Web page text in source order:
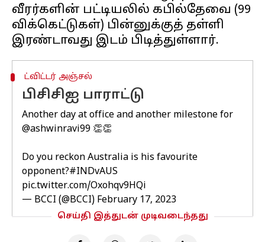
வீரர்களின் பட்டியலில் கபில்தேவை (99
விக்கெட்டுகள்) பின்னுக்குத் தள்ளி
ட்விட்டர் அஞ்சல்
பிசிசிஐ பாராட்டு
Another day at office and another milestone for
@ashwinravi99 👏👏
Do you reckon Australia is his favourite
opponent?#INDvAUS
pic.twitter.com/Oxohqv9HQi
— BCCI (@BCCI) February 17, 2023
செய்தி இத்துடன் முடிவடைந்தது